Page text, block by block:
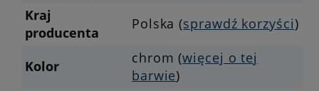
Kraj
producenta
Polska (sprawdź korzyści)
Kolor chrom (więcej o tej
barwie)